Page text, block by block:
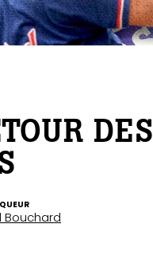
DES
Bouchard